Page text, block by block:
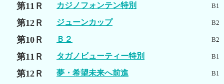
第11Ｒ カジノフォンテン特別 B1
第12Ｒ ジューンカップ B2
第10Ｒ Ｂ２ B2
第11Ｒ タガノビューティー特別 B1
第12Ｒ 夢・希望未来へ前進 B1